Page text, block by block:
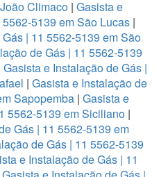
Climaco| Gasista e
5139 em São Lucas|
| 11 5562-5139 em São
de Gás | 11 5562-5139
Gasista e Instalação de Gás |
| Gasista e Instalação de
Sapopemba | Gasista e
5562-5139 em Siciliano|
Gás | 11 5562-5139 em
de Gás | 11 5562-5139
e Instalação de Gás | 11